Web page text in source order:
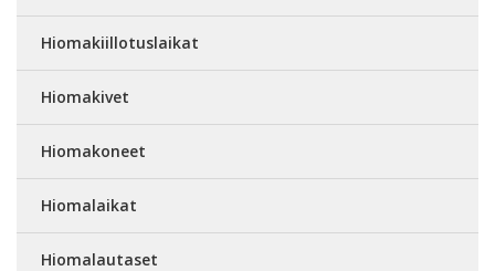
Hiomakiillotuslaikat
Hiomakivet
Hiomakoneet
Hiomalaikat
Hiomalautaset